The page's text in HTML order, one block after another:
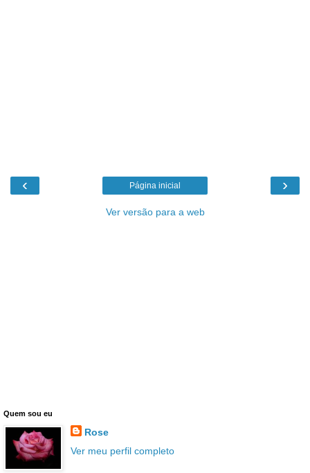
‹ ›
Página inicial
Ver versão para a web
Quem sou eu
Rose
Ver meu perfil completo